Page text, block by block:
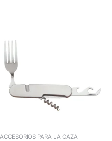
ACCESORIOS PARA LA CAZA